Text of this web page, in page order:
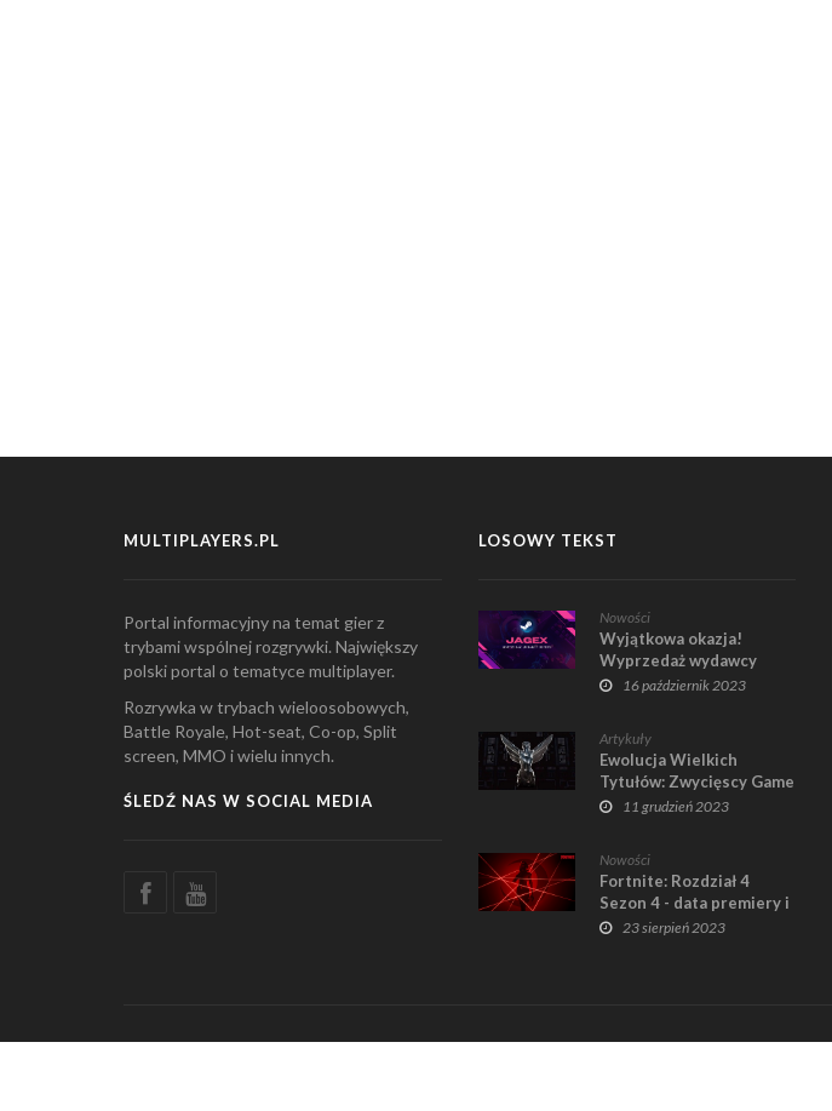
MULTIPLAYERS.PL
Portal informacyjny na temat gier z
trybami wspólnej rozgrywki. Największy
polski portal o tematyce multiplayer.
Rozrywka w trybach wieloosobowych,
Battle Royale, Hot-seat, Co-op, Split
screen, MMO i wielu innych.
ŚLEDŹ NAS W SOCIAL MEDIA
LOSOWY TEKST
Nowości
Wyjątkowa okazja!
Wyprzedaż wydawcy
Jagex!16 październik 2023
Artykuły
Ewolucja Wielkich
Tytułów: Zwycięscy Game
Awards Ostatnich Lat
11 grudzień 2023
Nowości
Fortnite: Rozdział 4
Sezon 4 - data premiery i
nowości
23 sierpień 2023